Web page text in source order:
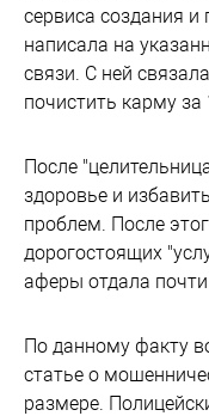
сервиса создания
написала на
связи. С ней
почистить карму
После
здоровье и
проблем. После
дорогостоящих
аферы отдала
По данному факту
статье о
размере.